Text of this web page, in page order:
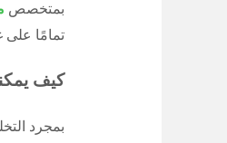
بمتخصص
تمامًا
كيف
بمجرد